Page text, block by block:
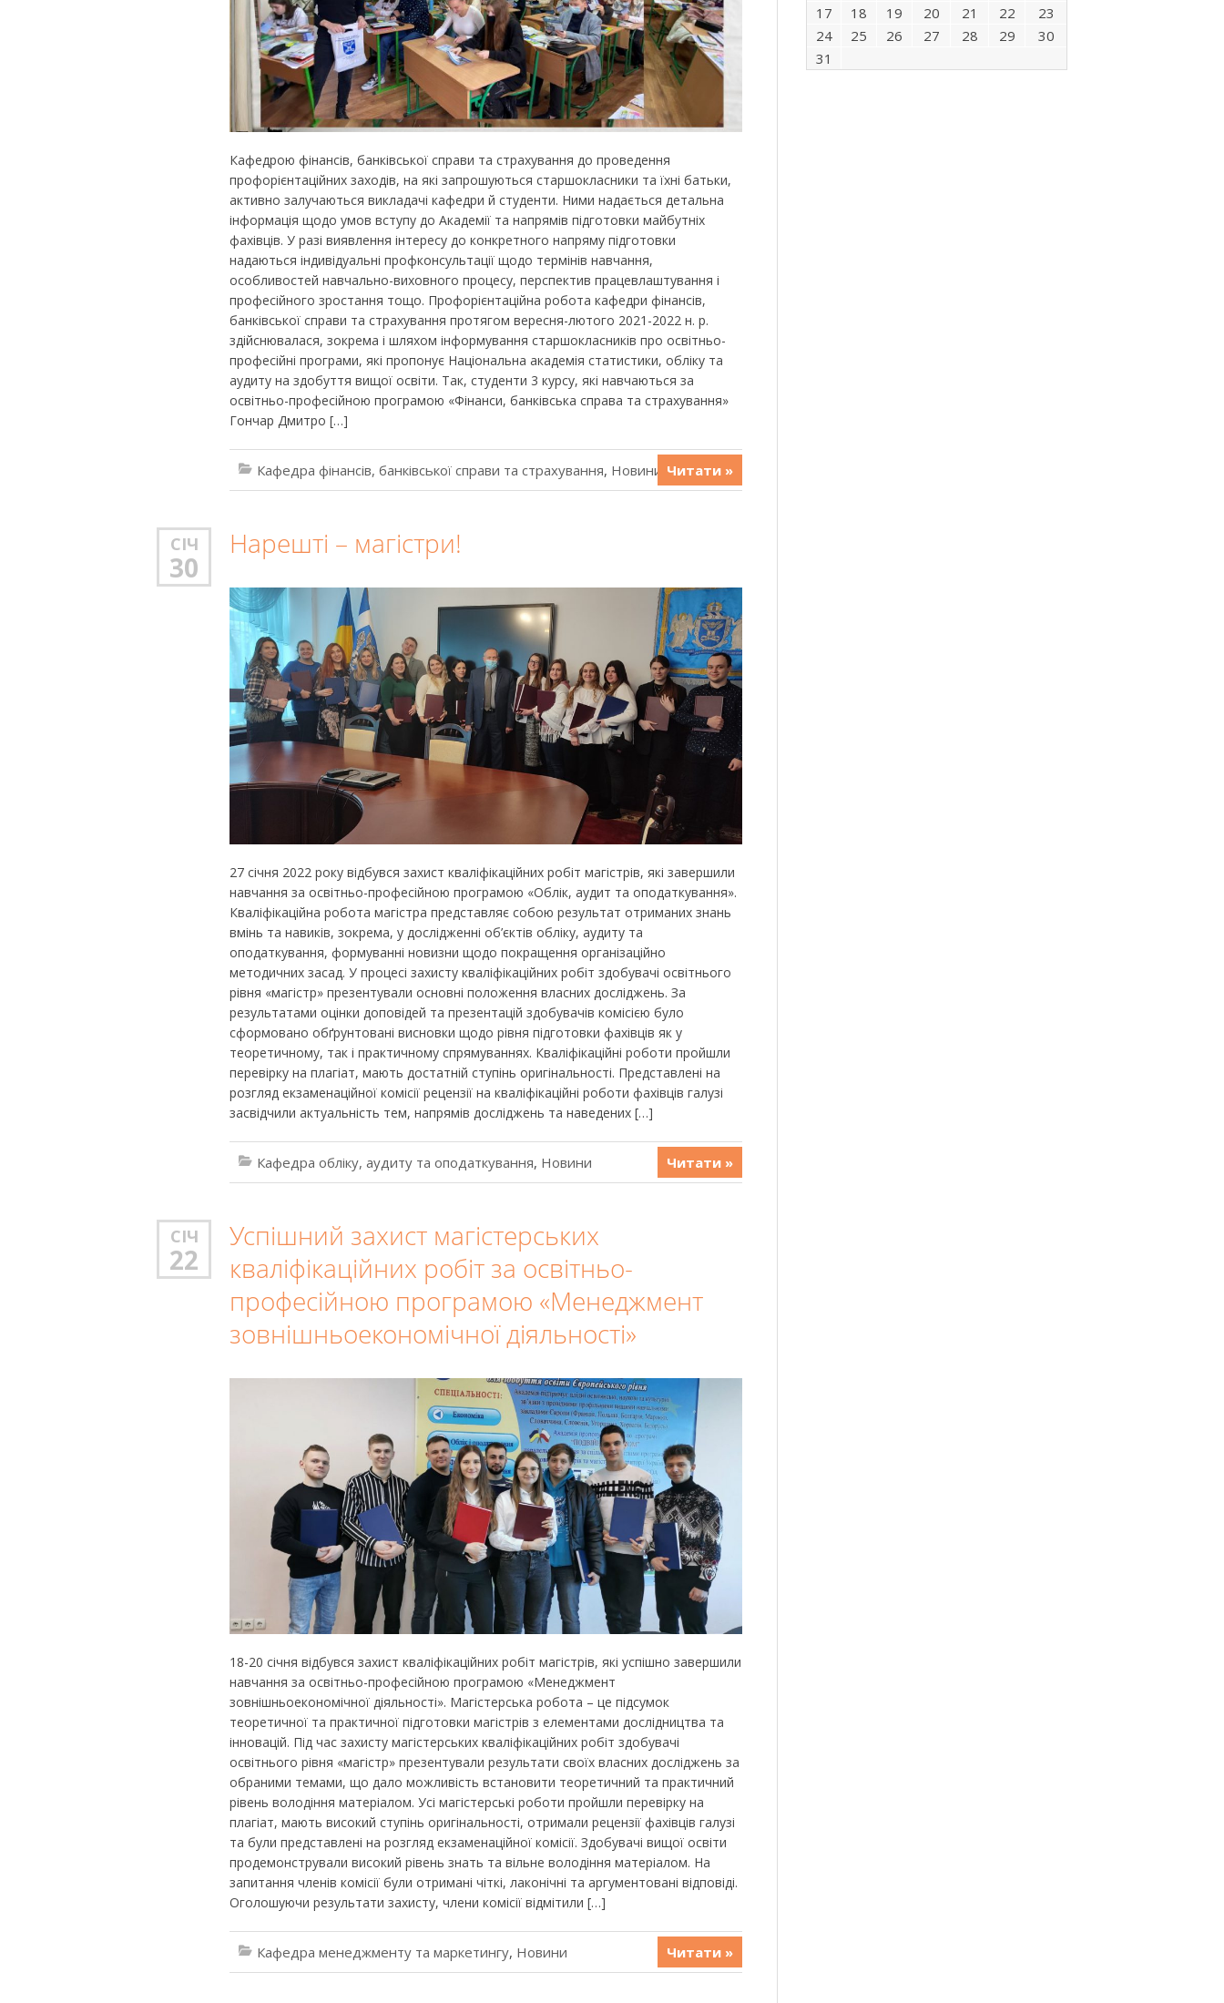
Кафедрою фінансів, банківської справи та страхування до проведення
профорієнтаційних заходів, на які запрошуються старшокласники та їхні батьки,
активно залучаються викладачі кафедри й студенти. Ними надається детальна
інформація щодо умов вступу до Академії та напрямів підготовки майбутніх
фахівців. У разі виявлення інтересу до конкретного напряму підготовки
надаються індивідуальні профконсультації щодо термінів навчання,
особливостей навчально-виховного процесу, перспектив працевлаштування і
професійного зростання тощо. Профорієнтаційна робота кафедри фінансів,
банківської справи та страхування протягом вересня-лютого 2021-2022 н. р.
здійснювалася, зокрема і шляхом інформування старшокласників про освітньо-
професійні програми, які пропонує Національна академія статистики, обліку та
аудиту на здобуття вищої освіти. Так, студенти 3 курсу, які навчаються за
освітньо-професійною програмою «Фінанси, банківська справа та страхування»
Гончар Дмитро […]
Кафедра фінансів, банківської справи та страхування, Новини Читати »
СІЧ
30
Нарешті – магістри!
27 січня 2022 року відбувся захист кваліфікаційних робіт магістрів, які завершили
навчання за освітньо-професійною програмою «Облік, аудит та оподаткування».
Кваліфікаційна робота магістра представляє собою результат отриманих знань
вмінь та навиків, зокрема, у дослідженні об’єктів обліку, аудиту та
оподаткування, формуванні новизни щодо покращення організаційно
методичних засад. У процесі захисту кваліфікаційних робіт здобувачі освітнього
рівня «магістр» презентували основні положення власних досліджень. За
результатами оцінки доповідей та презентацій здобувачів комісією було
сформовано обґрунтовані висновки щодо рівня підготовки фахівців як у
теоретичному, так і практичному спрямуваннях. Кваліфікаційні роботи пройшли
перевірку на плагіат, мають достатній ступінь оригінальності. Представлені на
розгляд екзаменаційної комісії рецензії на кваліфікаційні роботи фахівців галузі
засвідчили актуальність тем, напрямів досліджень та наведених […]
Кафедра обліку, аудиту та оподаткування, Новини Читати »
СІЧ
22
Успішний захист магістерських
кваліфікаційних робіт за освітньо-
професійною програмою «Менеджмент
зовнішньоекономічної діяльності»
18-20 січня відбувся захист кваліфікаційних робіт магістрів, які успішно завершили
навчання за освітньо-професійною програмою «Менеджмент
зовнішньоекономічної діяльності». Магістерська робота – це підсумок
теоретичної та практичної підготовки магістрів з елементами дослідництва та
інновацій. Під час захисту магістерських кваліфікаційних робіт здобувачі
освітнього рівня «магістр» презентували результати своїх власних досліджень за
обраними темами, що дало можливість встановити теоретичний та практичний
рівень володіння матеріалом. Усі магістерські роботи пройшли перевірку на
плагіат, мають високий ступінь оригінальності, отримали рецензії фахівців галузі
та були представлені на розгляд екзаменаційної комісії. Здобувачі вищої освіти
продемонстрували високий рівень знать та вільне володіння матеріалом. На
запитання членів комісії були отримані чіткі, лаконічні та аргументовані відповіді.
Оголошуючи результати захисту, члени комісії відмітили […]
Кафедра менеджменту та маркетингу, Новини Читати »
17
18 19 20 21 22
23
24
25 26 27 28 29
30
31